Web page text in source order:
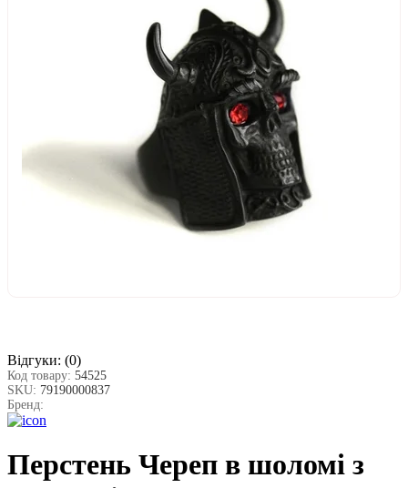
Відгуки: (0)
Код товару: 54525
SKU: 79190000837
Бренд:
Перстень Череп в шоломі з